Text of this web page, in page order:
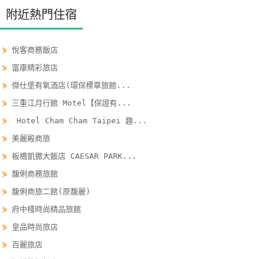
單
管
員
帳
戶
客
服
聯
單
附近熱門住宿
⋟悅客商務飯店
⋟ 富康精彩旅店
⋟傑仕堡有氧酒店(環保標章旅館...
⋟ 三重江月行館 Motel【保證有...
⋟
Hotel Cham Cham Taipei 趣...
⋟美麗殿商旅
⋟板橋凱撒大飯店 CAESAR PARK...
⋟馥俐商務旅館
⋟馥俐商旅二館(原馥麗)
⋟ 府中棧時尚精品旅館
⋟ 皇品時尚旅店
⋟百麗旅店